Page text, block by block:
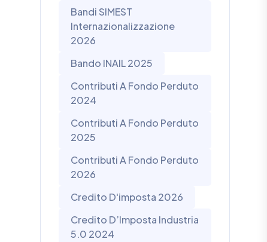
Bandi SIMEST
Internazionalizzazione
2026
Bando INAIL 2025
Contributi A Fondo Perduto
2024
Contributi A Fondo Perduto
2025
Contributi A Fondo Perduto
2026
Credito D'imposta 2026
Credito D’Imposta Industria
5.0 2024